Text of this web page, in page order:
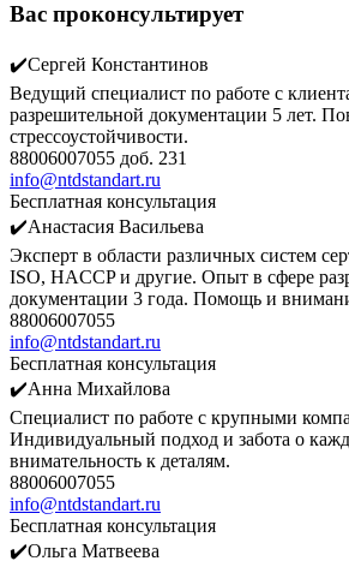
Вас проконсультирует
✔️Сергей Константинов
Ведущий специалист по работе с
разрешительной документации 5 лет.
стрессоустойчивости.
88006007055 доб. 231
info@ntdstandart.ru
Бесплатная консультация
✔️Анастасия Васильева
Эксперт в области различных систем
ISO, HACCP и другие. Опыт в сфере
документации 3 года. Помощь и
88006007055
info@ntdstandart.ru
Бесплатная консультация
✔️Анна Михайлова
Специалист по работе с крупными
Индивидуальный подход и забота о
внимательность к деталям.
88006007055
info@ntdstandart.ru
Бесплатная консультация
✔️Ольга Матвеева